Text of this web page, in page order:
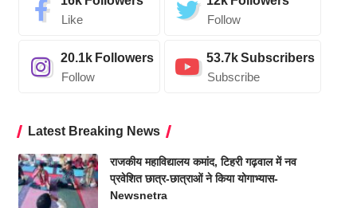
Like Follow
20.1k Followers
Follow
53.7kSubscribers
Subscribe
Latest Breaking News
राजकीय महाविद्यालय कमांद, टिहरी गढ़वाल में नव
प्रवेशित छात्र-छात्राओं ने किया योगाभ्यास-
Newsnetra